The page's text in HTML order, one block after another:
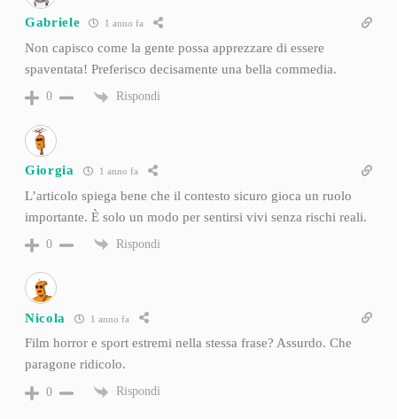
Gabriele 1 anno fa
Non capisco come la gente possa apprezzare di essere
spaventata! Preferisco decisamente una bella commedia.
0 Rispondi
Giorgia 1 anno fa
L’articolo spiega bene che il contesto sicuro gioca un ruolo
importante. È solo un modo per sentirsi vivi senza rischi reali.
0 Rispondi
Nicola 1 anno fa
Film horror e sport estremi nella stessa frase? Assurdo. Che
paragone ridicolo.
0 Rispondi